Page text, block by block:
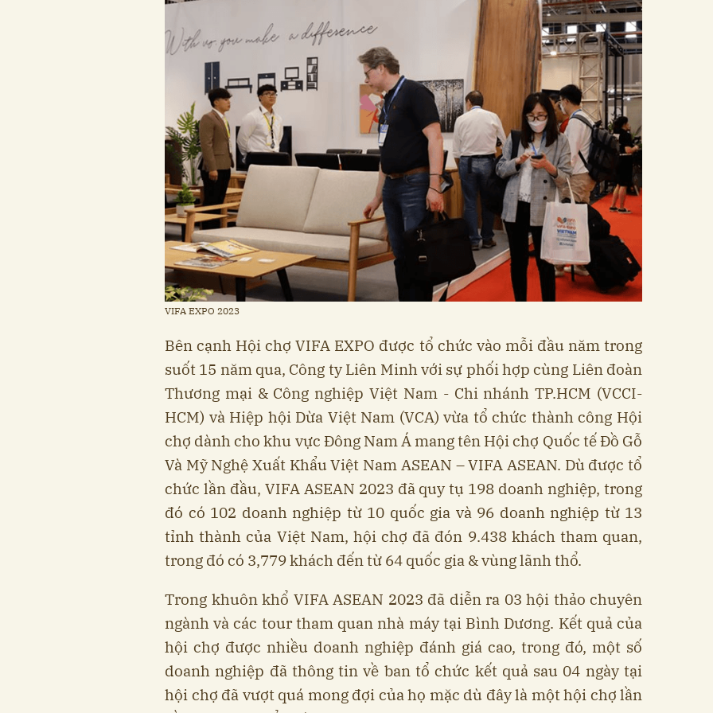
VIFA EXPO 2023
Bên cạnh Hội chợ VIFA EXPO được tổ chức vào mỗi đầu năm trong
suốt 15 năm qua, Công ty Liên Minh với sự phối hợp cùng Liên đoàn
Thương mại & Công nghiệp Việt Nam - Chi nhánh TP.HCM (VCCI-
HCM) và Hiệp hội Dừa Việt Nam (VCA) vừa tổ chức thành công Hội
chợ dành cho khu vực Đông Nam Á mang tên Hội chợ Quốc tế Đồ Gỗ
Và Mỹ Nghệ Xuất Khẩu Việt Nam ASEAN – VIFA ASEAN. Dù được tổ
chức lần đầu, VIFA ASEAN 2023 đã quy tụ 198 doanh nghiệp, trong
đó có 102 doanh nghiệp từ 10 quốc gia và 96 doanh nghiệp từ 13
tỉnh thành của Việt Nam, hội chợ đã đón 9.438 khách tham quan,
trong đó có 3,779 khách đến từ 64 quốc gia & vùng lãnh thổ.
Trong khuôn khổ VIFA ASEAN 2023 đã diễn ra 03 hội thảo chuyên
ngành và các tour tham quan nhà máy tại Bình Dương. Kết quả của
hội chợ được nhiều doanh nghiệp đánh giá cao, trong đó, một số
doanh nghiệp đã thông tin về ban tổ chức kết quả sau 04 ngày tại
hội chợ đã vượt quá mong đợi của họ mặc dù đây là một hội chợ lần